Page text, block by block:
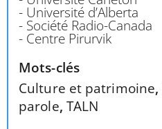
- Université d’Alberta
- Société Radio-Canada
- Centre Pirurvik
Mots-clés
Culture et patrimoine,
parole, TALN